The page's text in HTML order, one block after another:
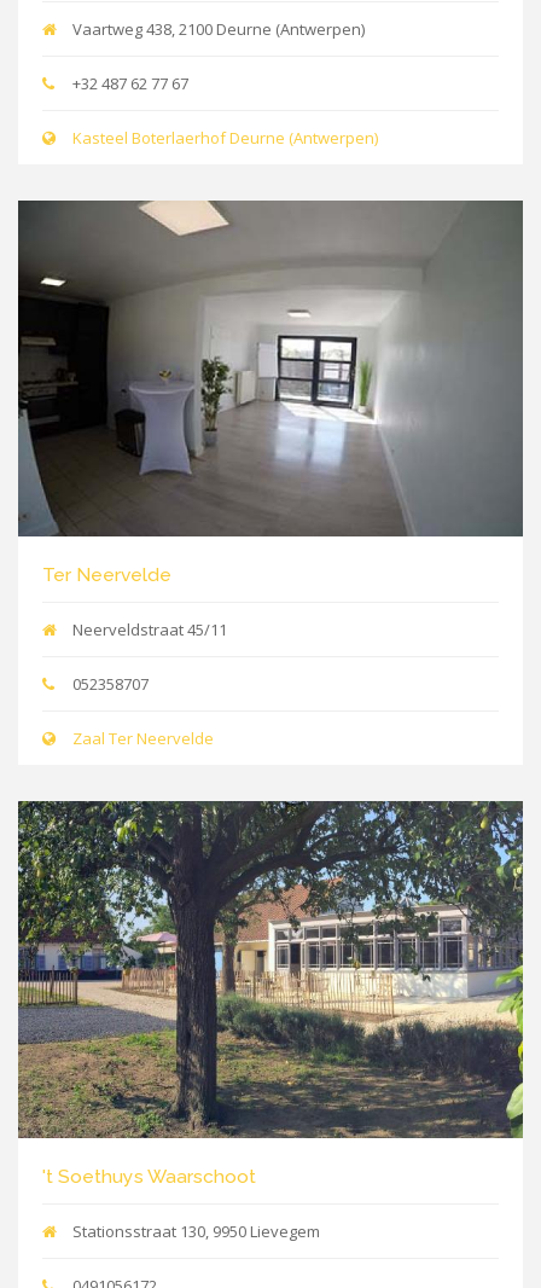
Vaartweg 438, 2100 Deurne (Antwerpen)
+32 487 62 77 67
Kasteel Boterlaerhof Deurne (Antwerpen)
Ter Neervelde
Neerveldstraat 45/11
052358707
Zaal Ter Neervelde
't Soethuys Waarschoot
Stationsstraat 130, 9950 Lievegem